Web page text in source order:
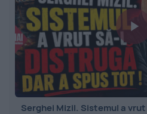
Serghei Mizil. Sistemul a